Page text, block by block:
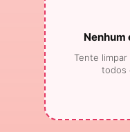
Nenhum
Tente
todos